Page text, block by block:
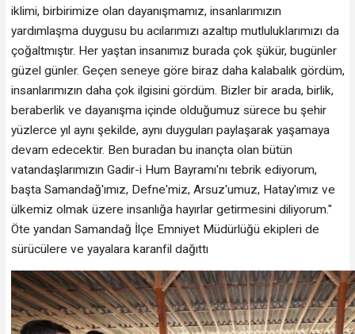
iklimi, birbirimize olan dayanışmamız, insanlarımızın
yardımlaşma duygusu bu acılarımızı azaltıp mutluluklarımızı da
çoğaltmıştır. Her yaştan insanımız burada çok şükür, bugünler
güzel günler. Geçen seneye göre biraz daha kalabalık gördüm,
insanlarımızın daha çok ilgisini gördüm. Bizler bir arada, birlik,
beraberlik ve dayanışma içinde olduğumuz sürece bu şehir
yüzlerce yıl aynı şekilde, aynı duyguları paylaşarak yaşamaya
devam edecektir. Ben buradan bu inançta olan bütün
vatandaşlarımızın Gadir-i Hum Bayramı'nı tebrik ediyorum,
başta Samandağ'ımız, Defne'miz, Arsuz'umuz, Hatay'ımız ve
ülkemiz olmak üzere insanlığa hayırlar getirmesini diliyorum."
Öte yandan Samandağ İlçe Emniyet Müdürlüğü ekipleri de
sürücülere ve yayalara karanfil dağıttı